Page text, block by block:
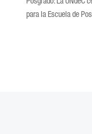
para la Escuela de